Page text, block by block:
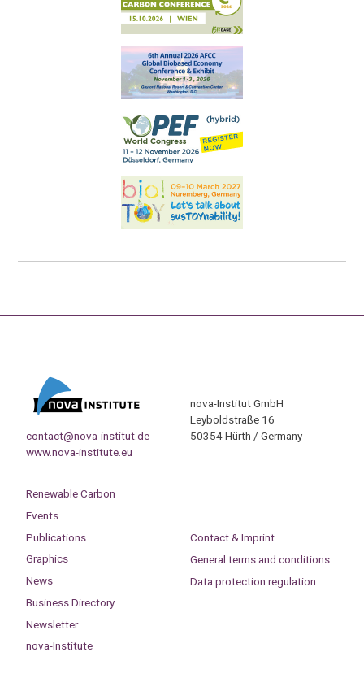
contact@nova-institut.de
www.nova-institute.eu
nova-Institut GmbH
Leyboldstraße 16
50354 Hürth / Germany
Renewable Carbon
Events
Publications
Graphics
News
Business Directory
Newsletter
nova-Institute
Contact & Imprint
General terms and conditions
Data protection regulation